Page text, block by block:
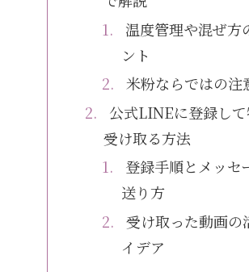
温度管理や混ぜ方
ント
米粉ならではの注
公式LINEに登録し
受け取る方法
登録手順とメッセ
送り方
受け取った動画の
イデア